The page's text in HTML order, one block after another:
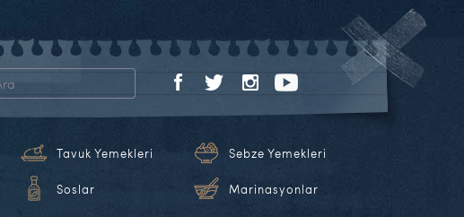
Tavuk Yemekleri Sebze Yemekleri
Soslar Marinasyonlar